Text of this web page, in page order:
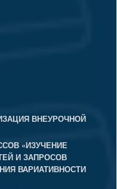
ВНЕУРОЧНОЙ
«ИЗУЧЕНИЕ
И ЗАПРОСОВ
ВАРИАТИВНОСТИ